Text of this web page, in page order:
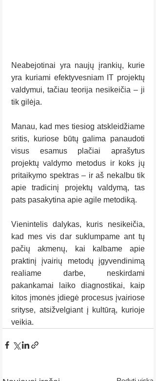
Neabejotinai yra naujų įrankių, kurie
yra kuriami efektyvesniam IT projektų
valdymui, tačiau teorija nesikeičia – ji
tik gilėja.
Manau, kad mes tiesiog atskleidžiame
sritis, kuriose būtų galima panaudoti
visus esamus plačiai aprašytus
projektų valdymo metodus ir koks jų
pritaikymo spektras – ir aš nekalbu tik
apie tradicinį projektų valdymą, tas
pats pasakytina apie agile metodiką.
Vienintelis dalykas, kuris nesikeičia,
kad mes vis dar suklumpame ant tų
pačių akmenų, kai kalbame apie
praktinį įvairių metodų įgyvendinimą
realiame darbe, neskirdami
pakankamai laiko diagnostikai, kaip
kitos įmonės įdiegė procesus įvairiose
srityse, atsižvelgiant į kultūrą, kurioje
veikia.